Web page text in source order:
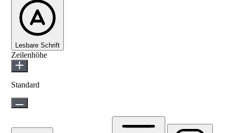
Lesbare Schrift
Zeilenhöhe
Standard